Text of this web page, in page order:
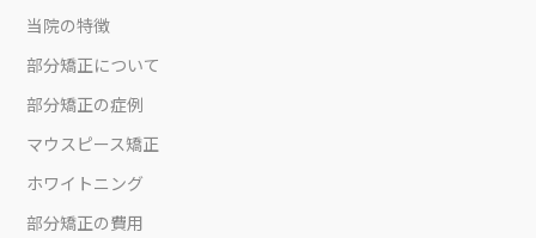
当院の特徴
部分矯正について
部分矯正の症例
マウスピース矯正
ホワイトニング
部分矯正の費用